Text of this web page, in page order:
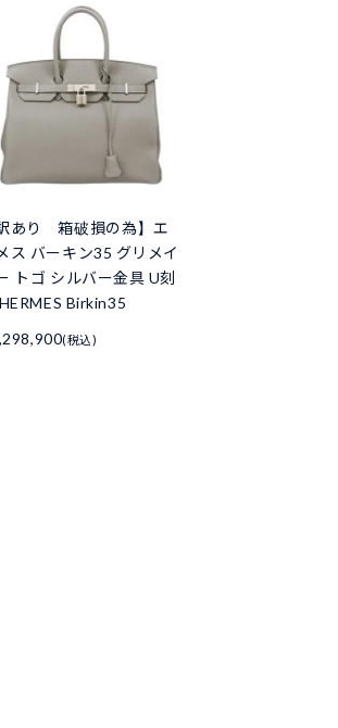
訳あり 箱破損の為】エ
ス バーキン35 グリメイ
トゴ シルバー金具 U刻
Birkin35
(税込)